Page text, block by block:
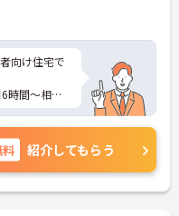
向け住宅で
時間～相談
・福利厚生で
る方・チー
います。
お伝えしま
紹介してもらう